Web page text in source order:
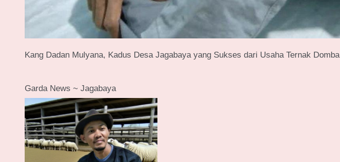
Kang Dadan Mulyana, Kadus Desa Jagabaya yang Sukses dari Usaha Ternak Domba
Garda News ~ Jagabaya